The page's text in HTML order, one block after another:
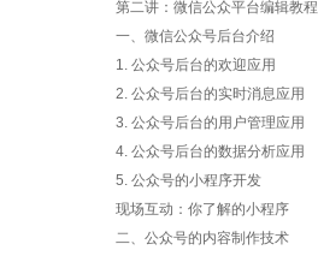
第二讲：微信公众平台编辑教程
一、微信公众号后台介绍
1. 公众号后台的欢迎应用
2. 公众号后台的实时消息应用
3. 公众号后台的用户管理应用
4. 公众号后台的数据分析应用
5. 公众号的小程序开发
现场互动：你了解的小程序
二、公众号的内容制作技术